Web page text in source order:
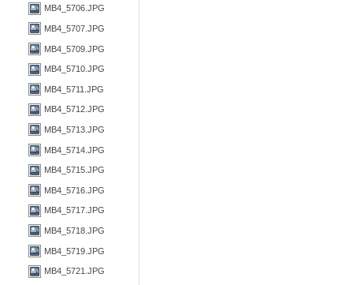
MB4_5706.JPG
MB4_5707.JPG
MB4_5709.JPG
MB4_5710.JPG
MB4_5711.JPG
MB4_5712.JPG
MB4_5713.JPG
MB4_5714.JPG
MB4_5715.JPG
MB4_5716.JPG
MB4_5717.JPG
MB4_5718.JPG
MB4_5719.JPG
MB4_5721.JPG